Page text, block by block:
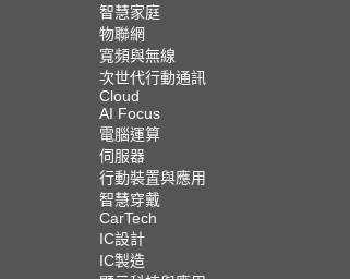
智慧家庭
物聯網
寬頻與無線
次世代行動通訊
Cloud
AI Focus
電腦運算
伺服器
行動裝置與應用
智慧穿戴
CarTech
IC設計
IC製造